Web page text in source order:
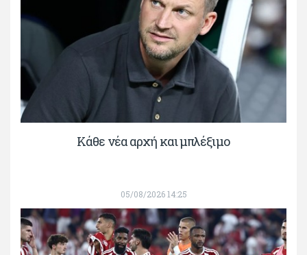
Κάθε νέα αρχή και μπλέξιμο
05/08/2026 14:25